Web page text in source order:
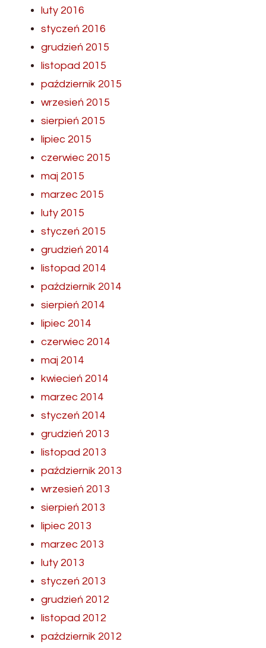
luty 2016
styczeń 2016
grudzień 2015
listopad 2015
październik 2015
wrzesień 2015
sierpień 2015
lipiec 2015
czerwiec 2015
maj 2015
marzec 2015
luty 2015
styczeń 2015
grudzień 2014
listopad 2014
październik 2014
sierpień 2014
lipiec 2014
czerwiec 2014
maj 2014
kwiecień 2014
marzec 2014
styczeń 2014
grudzień 2013
listopad 2013
październik 2013
wrzesień 2013
sierpień 2013
lipiec 2013
marzec 2013
luty 2013
styczeń 2013
grudzień 2012
listopad 2012
październik 2012